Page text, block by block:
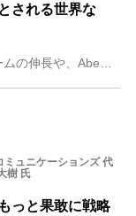
される世界な
ミュニケーションズ 代
樹 氏
っと果敢に戦略